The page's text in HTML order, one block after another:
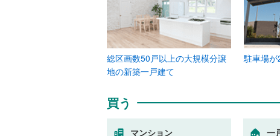
総区画数50戸以上の大規模分譲
地の新築一戸建て
駐車場
買う
マンション 一